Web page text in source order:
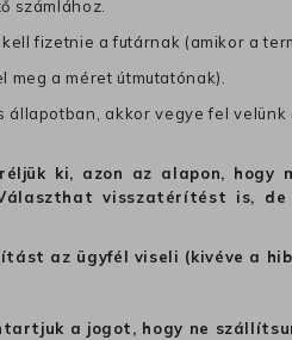
számlához.
fizetnie a futárnak (amikor a
a méret útmutatónak).
akkor vegye fel
ki, azon az alapon, hogy
visszatérítést is, de
az ügyfél viseli (kivéve a
a jogot, hogy ne